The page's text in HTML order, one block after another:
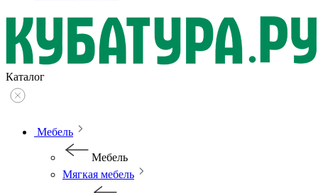
Каталог
Мебель
Мебель
Мягкая мебель